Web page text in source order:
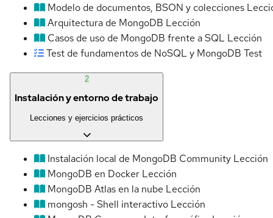
Modelo de documentos, BSON y colecciones
Arquitectura de MongoDB Lección
Casos de uso de MongoDB frente a SQL Lección
Test de fundamentos de NoSQL y MongoDB Test
2
Instalación y entorno de trabajo
Lecciones y ejercicios prácticos
Instalación local de MongoDB Community Lección
MongoDB en Docker Lección
MongoDB Atlas en la nube Lección
mongosh - Shell interactivo Lección